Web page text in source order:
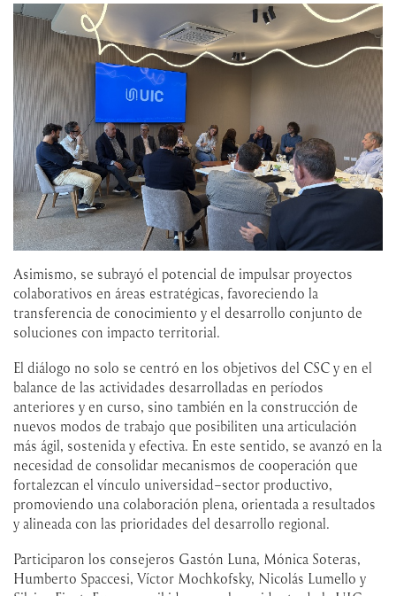
Asimismo, se subrayó el potencial de impulsar proyectos
colaborativos en áreas estratégicas, favoreciendo la
transferencia de conocimiento y el desarrollo conjunto de
soluciones con impacto territorial.
El diálogo no solo se centró en los objetivos del CSC y en el
balance de las actividades desarrolladas en períodos
anteriores y en curso, sino también en la construcción de
nuevos modos de trabajo que posibiliten una articulación
más ágil, sostenida y efectiva. En este sentido, se avanzó en la
necesidad de consolidar mecanismos de cooperación que
fortalezcan el vínculo universidad–sector productivo,
promoviendo una colaboración plena, orientada a resultados
y alineada con las prioridades del desarrollo regional.
Participaron los consejeros Gastón Luna, Mónica Soteras,
Humberto Spaccesi, Víctor Mochkofsky, Nicolás Lumello y